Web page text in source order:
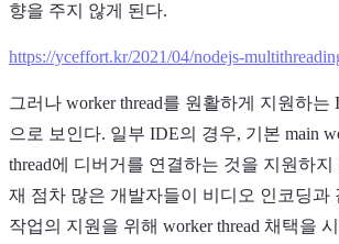
향을 주지 않게 된다.
https://yceffort.kr/2021/04/nodejs-
그러나 worker thread를 원활하게 지원하는
으로 보인다. 일부 IDE의 경우, 기본 main
thread에 디버거를 연결하는 것을 지원하지
재 점차 많은 개발자들이 비디오 인코딩과
작업의 지원을 위해 worker thread 채택을